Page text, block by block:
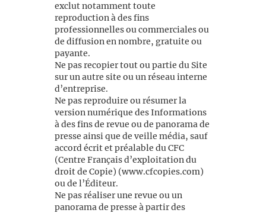
exclut notamment toute
reproduction à des fins
professionnelles ou commerciales ou
de diffusion en nombre, gratuite ou
payante.
Ne pas recopier tout ou partie du Site
sur un autre site ou un réseau interne
d’entreprise.
Ne pas reproduire ou résumer la
version numérique des Informations
à des fins de revue ou de panorama de
presse ainsi que de veille média, sauf
accord écrit et préalable du CFC
(Centre Français d’exploitation du
droit de Copie) (www.cfcopies.com)
ou de l’Éditeur.
Ne pas réaliser une revue ou un
panorama de presse à partir des